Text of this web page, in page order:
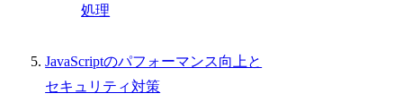
処理
JavaScriptのパフォーマンス向上と
セキュリティ対策